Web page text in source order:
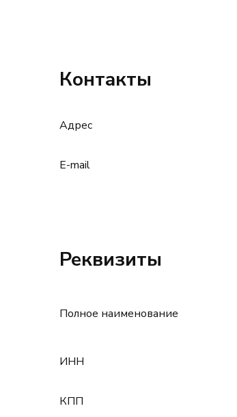
Контакты
Адрес
E-mail
Реквизиты
Полное наименование
ИНН
КПП